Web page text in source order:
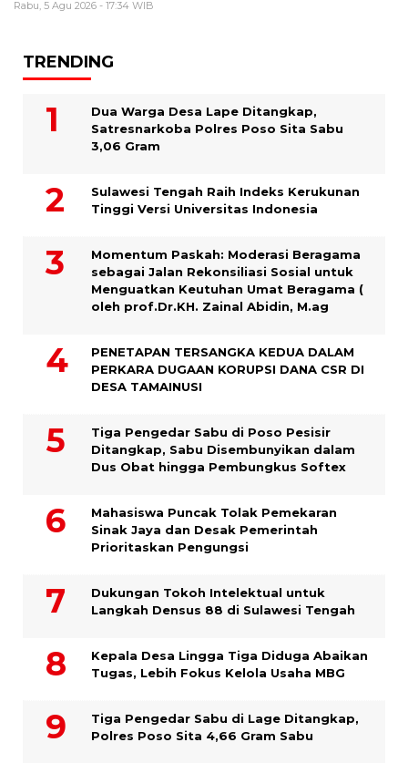
Rabu, 5 Agu 2026 - 17:34 WIB
TRENDING
Dua Warga Desa Lape Ditangkap,
Satresnarkoba Polres Poso Sita Sabu
3,06 Gram
Sulawesi Tengah Raih Indeks Kerukunan
Tinggi Versi Universitas Indonesia
Momentum Paskah: Moderasi Beragama
sebagai Jalan Rekonsiliasi Sosial untuk
Menguatkan Keutuhan Umat Beragama (
oleh prof.Dr.KH. Zainal Abidin, M.ag
PENETAPAN TERSANGKA KEDUA DALAM
PERKARA DUGAAN KORUPSI DANA CSR DI
DESA TAMAINUSI
Tiga Pengedar Sabu di Poso Pesisir
Ditangkap, Sabu Disembunyikan dalam
Dus Obat hingga Pembungkus Softex
Mahasiswa Puncak Tolak Pemekaran
Sinak Jaya dan Desak Pemerintah
Prioritaskan Pengungsi
Dukungan Tokoh Intelektual untuk
Langkah Densus 88 di Sulawesi Tengah
Kepala Desa Lingga Tiga Diduga Abaikan
Tugas, Lebih Fokus Kelola Usaha MBG
Tiga Pengedar Sabu di Lage Ditangkap,
Polres Poso Sita 4,66 Gram Sabu